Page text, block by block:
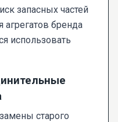
запасных частей
агрегатов бренда
использовать
старого